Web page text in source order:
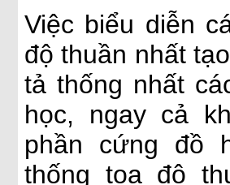
Việc biểu diễn
độ thuần nhất
tả thống nhất
học, ngay cả
phần cứng đồ
thống toạ độ